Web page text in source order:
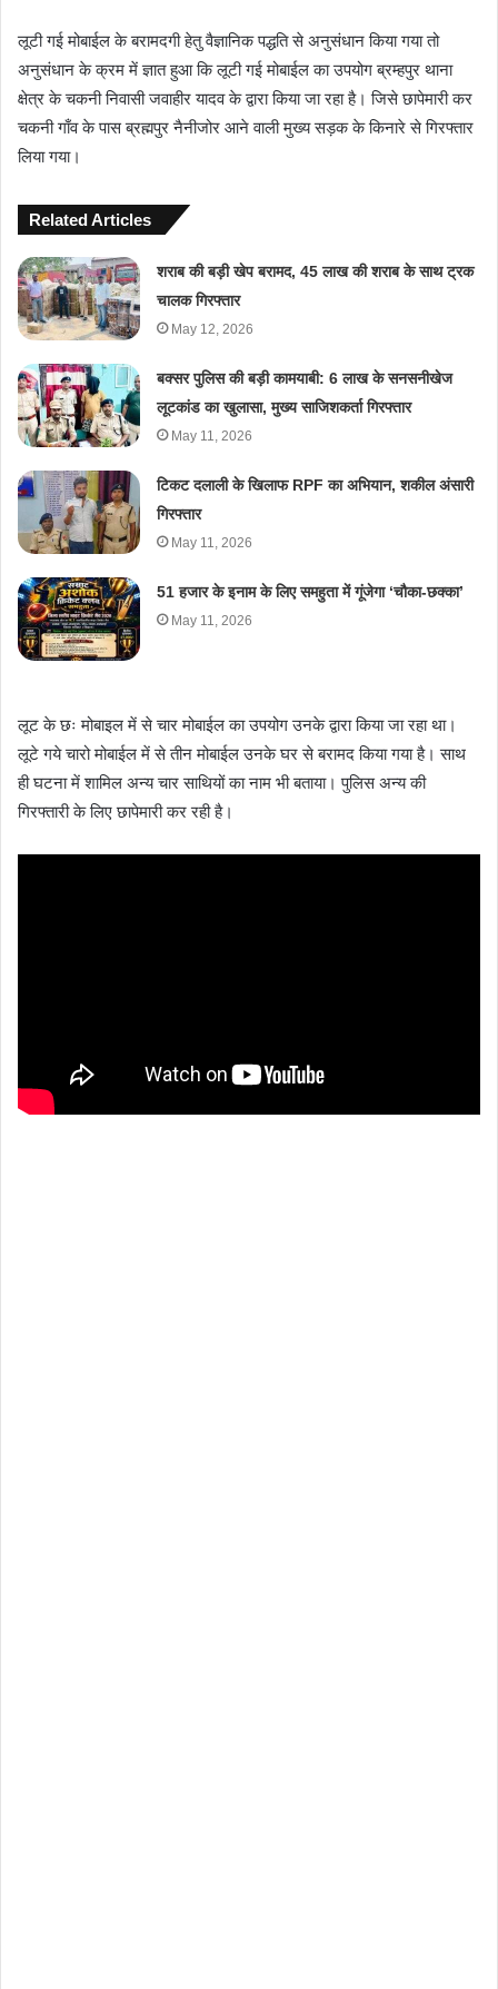
लूटी गई मोबाईल के बरामदगी हेतु वैज्ञानिक पद्धति से अनुसंधान किया गया तो
अनुसंधान के क्रम में ज्ञात हुआ कि लूटी गई मोबाईल का उपयोग ब्रम्हपुर थाना
क्षेत्र के चकनी निवासी जवाहीर यादव के द्वारा किया जा रहा है। जिसे छापेमारी कर
चकनी गाँव के पास ब्रह्मपुर नैनीजोर आने वाली मुख्य सड़क के किनारे से गिरफ्तार
लिया गया।
Related Articles
शराब की बड़ी खेप बरामद, 45 लाख की शराब के साथ ट्रक
चालक गिरफ्तार
May 12, 2026
बक्सर पुलिस की बड़ी कामयाबी: 6 लाख के सनसनीखेज
लूटकांड का खुलासा, मुख्य साजिशकर्ता गिरफ्तार
May 11, 2026
टिकट दलाली के खिलाफ RPF का अभियान, शकील अंसारी
गिरफ्तार
May 11, 2026
51 हजार के इनाम के लिए समहुता में गूंजेगा ‘चौका-छक्का’
May 11, 2026
लूट के छः मोबाइल में से चार मोबाईल का उपयोग उनके द्वारा किया जा रहा था।
लूटे गये चारो मोबाईल में से तीन मोबाईल उनके घर से बरामद किया गया है। साथ
ही घटना में शामिल अन्य चार साथियों का नाम भी बताया। पुलिस अन्य की
गिरफ्तारी के लिए छापेमारी कर रही है।